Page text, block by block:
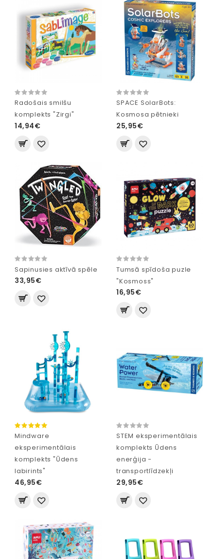
Radošais smilšu
komplekts "Zirgi"
14,94€
SPACE SolarBots:
Kosmosa pētnieki
25,95€
Sapinusies aktīvā spēle
33,95€
Tumsā spīdoša puzle
"Kosmoss"
16,95€
Mindware
eksperimentālais
komplekts "Ūdens
labirints"
46,95€
STEM eksperimentālais
komplekts Ūdens
enerģija -
transportlīdzekļi
29,95€